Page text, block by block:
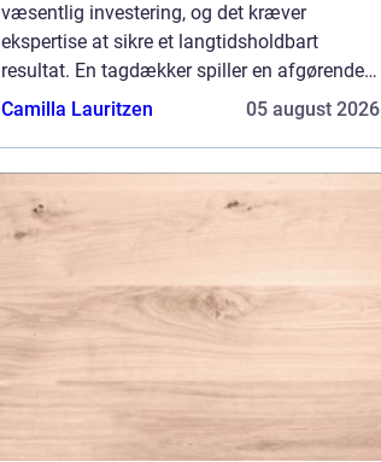
væsentlig investering, og det kræver
ekspertise at sikre et langtidsholdbart
resultat. En tagdækker spiller en afgørende
rolle i denne proces, hvor vedkommende
Camilla Lauritzen 05 august 2026